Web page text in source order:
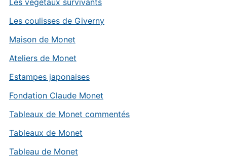
Les végétaux survivants
Les coulisses de Giverny
Maison de Monet
Ateliers de Monet
Estampes japonaises
Fondation Claude Monet
Tableaux de Monet commentés
Tableaux de Monet
Tableau de Monet